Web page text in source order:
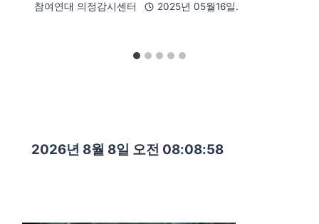
참여연대 의정감시센터 2025년 05월16일.
2026년 8월 8일 오전 08:08:59